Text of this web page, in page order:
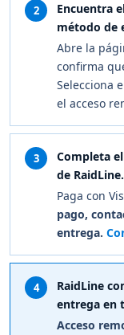
2
Encuentra
método de
Abre la
confirma
Selecciona
el acceso
3
Completa
de RaidLine.
Paga con
pago,
entrega.
4
RaidLine
entrega en
Acceso